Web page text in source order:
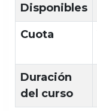
Disponibles
Cuota
Duración
del curso